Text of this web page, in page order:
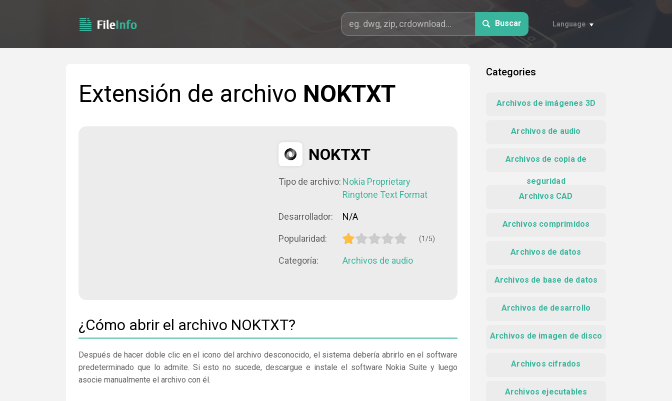
Buscar Language
Extensión de archivo NOKTXT
NOKTXT
Tipo de archivo: Nokia Proprietary
Ringtone Text Format
Desarrollador: N/A
Popularidad: (1/5)
Categoría: Archivos de audio
¿Cómo abrir el archivo NOKTXT?
Después de hacer doble clic en el icono del archivo desconocido, el sistema debería abrirlo en el software
predeterminado que lo admite. Si esto no sucede, descargue e instale el software Nokia Suite y luego
asocie manualmente el archivo con él.
Categories
Archivos de imágenes 3D
Archivos de audio
Archivos de copia de
seguridad
Archivos CAD
Archivos comprimidos
Archivos de datos
Archivos de base de datos
Archivos de desarrollo
Archivos de imagen de disco
Archivos cifrados
Archivos ejecutables